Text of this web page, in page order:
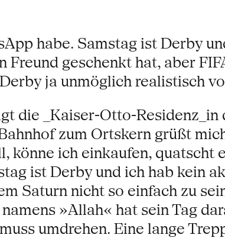
habe. Samstag ist Derby
geschenkt hat, aber
ja unmöglich realistisch
die _Kaiser-Otto-Residenz_in
zum Ortskern grüßt
könne ich einkaufen, quatscht
ist Derby und ich hab kein
Saturn nicht so einfach zu
»Allah« hat sein Tag
umdrehen. Eine lange